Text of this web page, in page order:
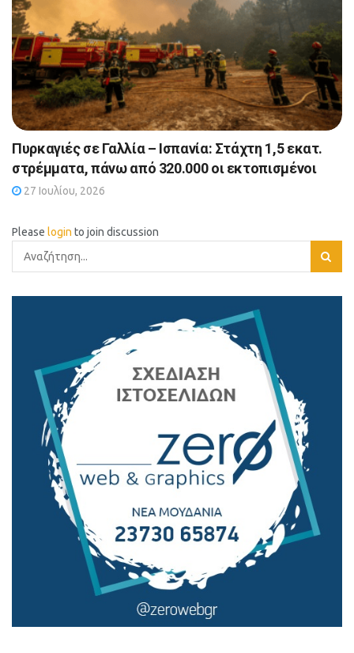
Πυρκαγιές σε Γαλλία – Ισπανία: Στάχτη 1,5 εκατ.
στρέμματα, πάνω από 320.000 οι εκτοπισμένοι
27 Ιουλίου, 2026
Please login to join discussion